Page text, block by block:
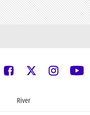
River